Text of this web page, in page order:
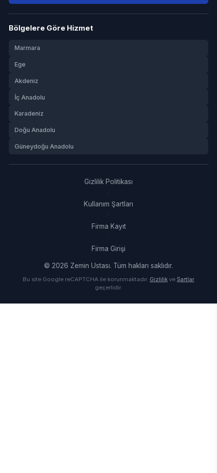
Bölgelere Göre Hizmet
Marmara
Ege
Akdeniz
İç Anadolu
Karadeniz
Doğu Anadolu
Güneydoğu Anadolu
Gizlilik Politikası
·
Kullanım Şartları
·
Firma Kayıt
·
Firma Girişi
© 2026 Zemin Ustası. Tüm hakları saklıdır.
Bu site Google reCAPTCHA ile korunmaktadır. Gizlilik ve Şartlar
geçerlidir.